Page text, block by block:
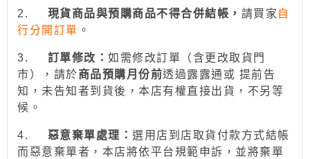
2. 現貨商品與預購商品不得合併結帳 ， 請買家 自
行分開訂單 。
3. 訂單修改： 如需修改訂單（含更改取貨門
市），請於商品預購月份前透過露露通 或 提前告
知，未告知者到貨後，本店有權直接出貨，不另等
候。
4. 惡意棄單處理： 選用 店到店取貨付款 方式結帳
而惡意棄單者，本店將依平台規範申訴，並將棄單